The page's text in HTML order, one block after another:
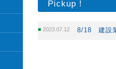
Pickup！
2023.07.12 8/18 建設業